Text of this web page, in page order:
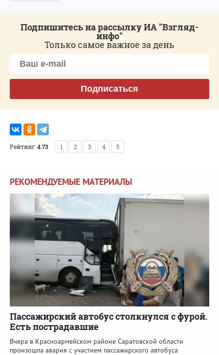
Подпишитесь на рассылку ИА "Взгляд-
инфо"
Только самое важное за день
Подписаться
Рейтинг:4.73 1 2 3 4 5
РЕКОМЕНДУЕМЫЕ МАТЕРИАЛЫ
Пассажирский автобус столкнулся с фурой.
Есть пострадавшие
Вчера в Красноармейском районе Саратовской области
произошла авария с участием пассажирского автобуса